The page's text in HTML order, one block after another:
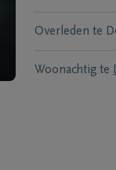
Overleden te
Woonachtig te